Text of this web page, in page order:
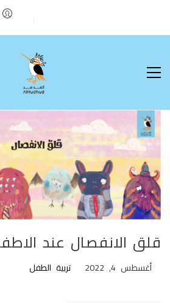
قلق الانفصال عند
أغسطس 4, 2022 تربية الطفل